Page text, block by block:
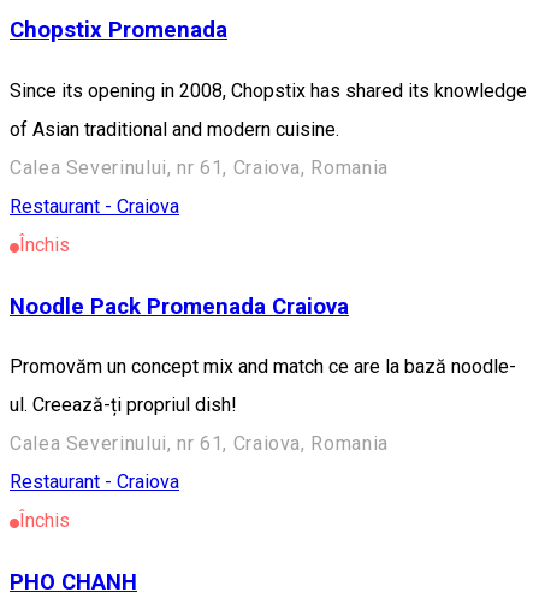
Chopstix Promenada
Since its opening in 2008, Chopstix has shared its knowledge
of Asian traditional and modern cuisine.
Calea Severinului, nr 61, Craiova, Romania
Restaurant - Craiova
Închis
Noodle Pack Promenada Craiova
Promovăm un concept mix and match ce are la bază noodle-
ul. Creează-ți propriul dish!
Calea Severinului, nr 61, Craiova, Romania
Restaurant - Craiova
Închis
PHO CHANH